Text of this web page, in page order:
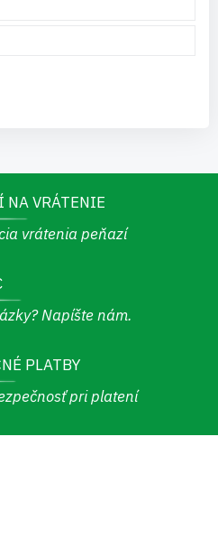
NA VRÁTENIE
vrátenia peňazí
Napíšte nám.
PLATBY
pri platení